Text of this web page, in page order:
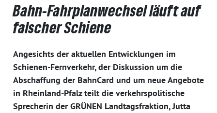
Bahn-Fahrplanwechsel läuft auf
falscher Schiene
Angesichts der aktuellen Entwicklungen im
Schienen-Fernverkehr, der Diskussion um die
Abschaffung der BahnCard und um neue Angebote
in Rheinland-Pfalz teilt die verkehrspolitische
Sprecherin der GRÜNEN Landtagsfraktion, Jutta